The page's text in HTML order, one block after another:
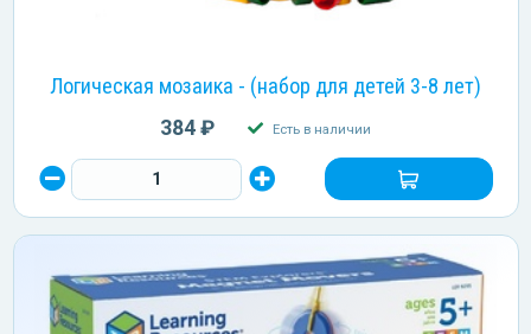
Логическая мозаика - (набор для детей 3-8 лет)
384 ₽ Есть в наличии